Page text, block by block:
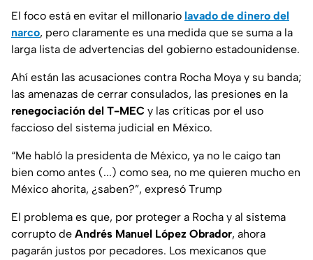
El foco está en evitar el millonario lavado de dinero del
narco, pero claramente es una medida que se suma a la
larga lista de advertencias del gobierno estadounidense.
Ahí están las acusaciones contra Rocha Moya y su banda;
las amenazas de cerrar consulados, las presiones en la
renegociación del T-MEC y las críticas por el uso
faccioso del sistema judicial en México.
“Me habló la presidenta de México, ya no le caigo tan
bien como antes (...) como sea, no me quieren mucho en
México ahorita, ¿saben?”, expresó Trump
El problema es que, por proteger a Rocha y al sistema
corrupto de Andrés Manuel López Obrador, ahora
pagarán justos por pecadores. Los mexicanos que